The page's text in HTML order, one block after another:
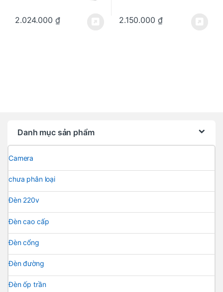
2.024.000 ₫ 2.150.000 ₫
Danh mục sản phẩm
Camera
chưa phân loại
Đèn 220v
Đèn cao cấp
Đèn cổng
Đèn đường
Đèn ốp trần